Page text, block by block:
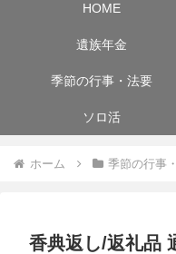
HOME
遺族年金
季節の行事・法要
ソロ活
ホーム 季節の行事
香典返し/返礼品